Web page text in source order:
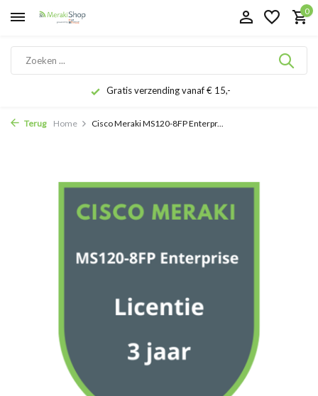
0
Gratis verzending vanaf € 15,-
Terug Home Cisco Meraki MS120-8FP Enterpr...